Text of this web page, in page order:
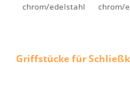
chrom/edelstahl
chrom/
Griffstücke für